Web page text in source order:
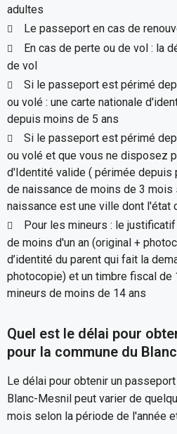
adultes
Le passeport en cas de
En cas de perte ou de vol : la
de vol
Si le passeport est périmé
ou volé : une carte nationale
depuis moins de 5 ans
Si le passeport est périmé
ou volé et que vous ne disposez
d'Identité valide ( périmée depuis
de naissance de moins de 3
naissance est une ville dont l'état
Pour les mineurs : le
de moins d'un an (original +
d’identité du parent qui fait la
photocopie) et un timbre fiscal de
mineurs de moins de 14 ans
Quel est le délai pour
pour la commune du
Le délai pour obtenir un
Blanc-Mesnil peut varier de
mois selon la période de l'année